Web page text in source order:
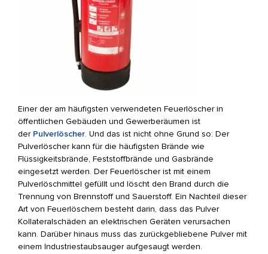
Einer der am häufigsten verwendeten Feuerlöscher in
öffentlichen Gebäuden und Gewerberäumen ist
der Pulverlöscher. Und das ist nicht ohne Grund so: Der
Pulverlöscher kann für die häufigsten Brände wie
Flüssigkeitsbrände, Feststoffbrände und Gasbrände
eingesetzt werden. Der Feuerlöscher ist mit einem
Pulverlöschmittel gefüllt und löscht den Brand durch die
Trennung von Brennstoff und Sauerstoff. Ein Nachteil dieser
Art von Feuerlöschern besteht darin, dass das Pulver
Kollateralschäden an elektrischen Geräten verursachen
kann. Darüber hinaus muss das zurückgebliebene Pulver mit
einem Industriestaubsauger aufgesaugt werden.